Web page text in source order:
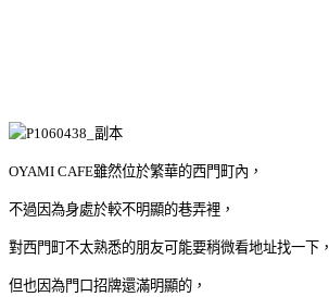
OYAMI CAFE雖然位於繁華的西門町內，
不過因為身處於較不明顯的巷弄裡，
對西門町不太熟悉的朋友可能要稍微看地址找一下，
但也因為門口招牌還滿明顯的，